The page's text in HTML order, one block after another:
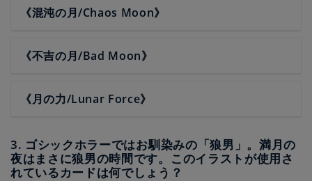
《混沌の月/Chaos Moon》
《不吉の月/Bad Moon》
《月の力/Lunar Force》
3. ゴシックホラーではお馴染みの「狼男」。満月の
夜はまさに狼男の時間です。このイラストが使用さ
れているカードは何でしょう？